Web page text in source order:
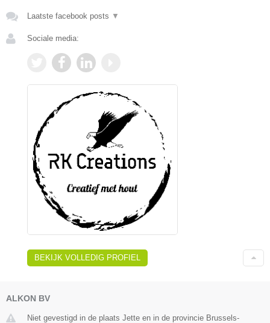
Laatste facebook posts ▼
Sociale media:
BEKIJK VOLLEDIG PROFIEL
ALKON BV
Niet gevestigd in de plaats Jette en in de provincie Brussels-